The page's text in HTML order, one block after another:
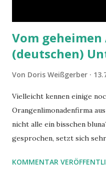
Vom
(deutschen)
Von Doris Weißgerber
Vielleicht kennen einige
Orangenlimonadenfirma
nicht alle ein bisschen
gesprochen, setzt sich
gleich. Im Arbeitskontext
KOMMENTAR